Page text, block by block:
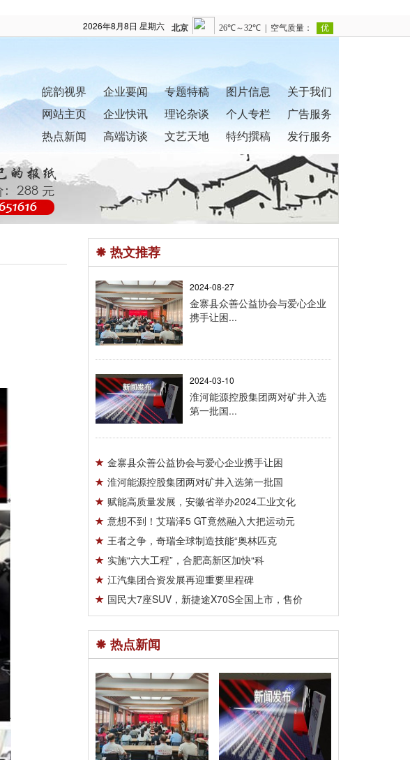
2026年8月8日 星期六
皖韵视界 企业要闻 专题特稿 图片信息
关于我们
网站主页
企业快讯 理论杂谈 个人专栏
广告服务
热点新闻
高端访谈 文艺天地 特约撰稿 发行服务
热文推荐
2024-08-27
金寨县众善公益协会与爱心企业
携手让困...
2024-03-10
淮河能源控股集团两对矿井入选
第一批国...
金寨县众善公益协会与爱心企业携手让困
淮河能源控股集团两对矿井入选第一批国
赋能高质量发展，安徽省举办2024工业文化
意想不到！艾瑞泽5 GT竟然融入大把运动元
王者之争，奇瑞全球制造技能“奥林匹克
实施“六大工程”，合肥高新区加快“科
江汽集团合资发展再迎重要里程碑
国民大7座SUV，新捷途X70S全国上市，售价
热点新闻